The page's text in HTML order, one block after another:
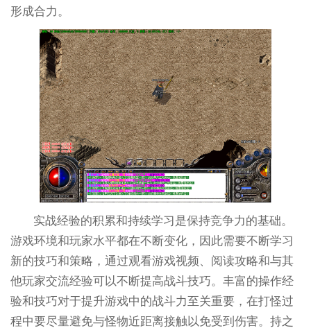
形成合力。
实战经验的积累和持续学习是保持竞争力的基础。
游戏环境和玩家水平都在不断变化，因此需要不断学习
新的技巧和策略，通过观看游戏视频、阅读攻略和与其
他玩家交流经验可以不断提高战斗技巧。丰富的操作经
验和技巧对于提升游戏中的战斗力至关重要，在打怪过
程中要尽量避免与怪物近距离接触以免受到伤害。持之